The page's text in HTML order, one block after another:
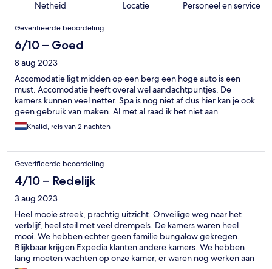
Netheid Locatie Personeel en service
Beoordelingen
Geverifieerde beoordeling
6/10 – Goed
8 aug 2023
Accomodatie ligt midden op een berg een hoge auto is een
must. Accomodatie heeft overal wel aandachtpuntjes. De
kamers kunnen veel netter. Spa is nog niet af dus hier kan je ook
geen gebruik van maken. Al met al raad ik het niet aan.
Khalid, reis van 2 nachten
Geverifieerde beoordeling
4/10 – Redelijk
3 aug 2023
Heel mooie streek, prachtig uitzicht. Onveilige weg naar het
verblijf, heel steil met veel drempels. De kamers waren heel
mooi. We hebben echter geen familie bungalow gekregen.
Blijkbaar krijgen Expedia klanten andere kamers. We hebben
lang moeten wachten op onze kamer, er waren nog werken aan